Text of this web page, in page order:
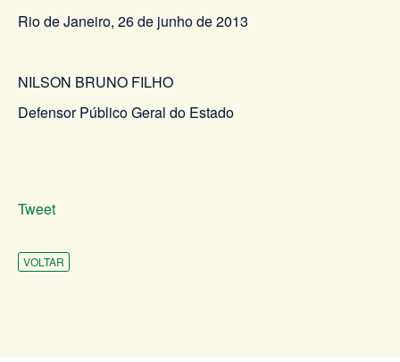
Rio de Janeiro, 26 de junho de 2013
NILSON BRUNO FILHO
Defensor Público Geral do Estado
Tweet
VOLTAR